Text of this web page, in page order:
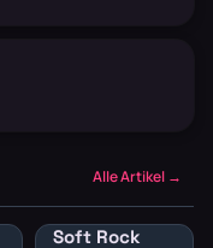
Alle Artikel →
Soft Rock